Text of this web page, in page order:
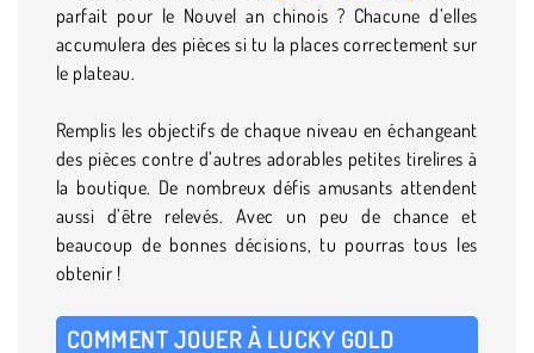
parfait pour le Nouvel an chinois ? Chacune d’elles
accumulera des pièces si tu la places correctement sur
le plateau.
Remplis les objectifs de chaque niveau en échangeant
des pièces contre d’autres adorables petites tirelires à
la boutique. De nombreux défis amusants attendent
aussi d’être relevés. Avec un peu de chance et
beaucoup de bonnes décisions, tu pourras tous les
obtenir !
COMMENT JOUER À LUCKY GOLD